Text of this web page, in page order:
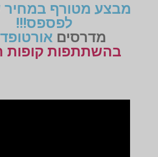
מבצע מטורף
לפספס!!!
מדרסים
בהשתתפות קופות